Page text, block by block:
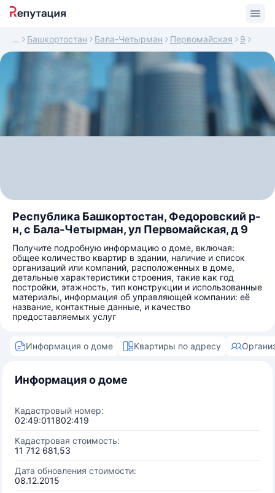
Башкортостан Бала-Четырман Первомайская 9
Республика Башкортостан, Федоровский р-
н, с Бала-Четырман, ул Первомайская, д 9
Получите подробную информацию о доме, включая:
общее количество квартир в здании, наличие и список
организаций или компаний, расположенных в доме,
детальные характеристики строения, такие как год
постройки, этажность, тип конструкции и использованные
материалы, информация об управляющей компании: её
название, контактные данные, и качество
предоставляемых услуг
Информация о доме Квартиры по адресу
Информация о доме
Кадастровый номер:
02:49:011802:419
Кадастровая стоимость:
11 712 681,53
Дата обновления стоимости:
08.12.2015